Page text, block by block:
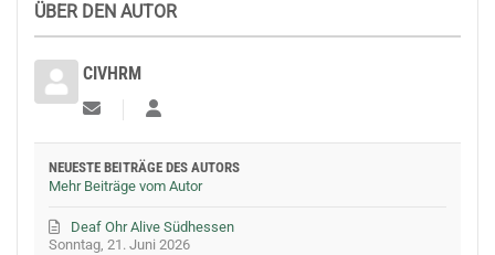
ÜBER DEN AUTOR
CIVHRM
Updates abonnieren
NEUESTE BEITRÄGE DES AUTORS
Mehr Beiträge vom Autor
Sonntag, 21. Juni 2026
Deaf Ohr Alive Südhessen